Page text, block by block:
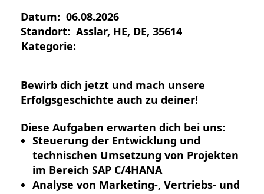
Datum: 06.08.2026
Standort: Asslar, HE, DE, 35614
Kategorie:
Bewirb dich jetzt und mach unsere
Erfolgsgeschichte auch zu deiner!
Diese Aufgaben erwarten dich bei uns:
Steuerung der Entwicklung und
technischen Umsetzung von Projekten
im Bereich SAP C/4HANA
Analyse von Marketing-, Vertriebs- und